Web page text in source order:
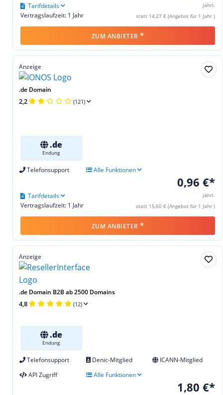
jährl.
statt 14,27 € (Angebot für 1 Jahr )
Vertragslaufzeit: 1 Jahr
Tarifdetails
ZUM ANBIETER *
Anzeige
.de Domain
2,2 (121)
.de
Endung
Telefonsupport Alle Funktionen
0,96 €*
jährl.
statt 15,60 € (Angebot für 1 Jahr )
Vertragslaufzeit: 1 Jahr
Tarifdetails
ZUM ANBIETER *
Anzeige
.de Domain B2B ab 2500 Domains
4,8 (12)
.de
Endung
Telefonsupport Denic-Mitglied
ICANN-Mitglied
API Zugriff
Alle Funktionen
1,80 €*